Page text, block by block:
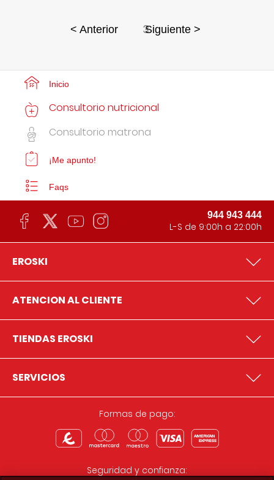
< Anterior 3Siguiente >
Inicio
Consultorio nutricional
Consultorio matrona
¡Me apunto!
Faqs
944 943 444
L-S de 9:00h a 22:00h
EROSKI
ATENCION AL CLIENTE
TIENDAS EROSKI
SERVICIOS
Formas de pago:
Seguridad y confianza: